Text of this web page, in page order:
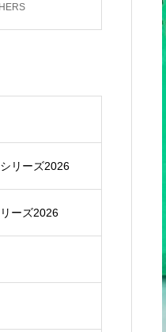
リーズ2026
ーズ2026